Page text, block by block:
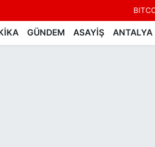
GÜNDEM ASAYİŞ ANTALYA